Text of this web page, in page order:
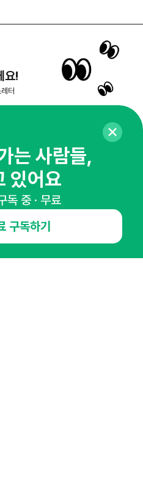
요!
터
인사이터 신청
는 사람들,
있어요
독 중 · 무료
구독하기